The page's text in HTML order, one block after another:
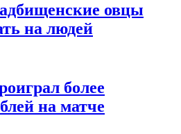
овцы
на людей
более
на матче